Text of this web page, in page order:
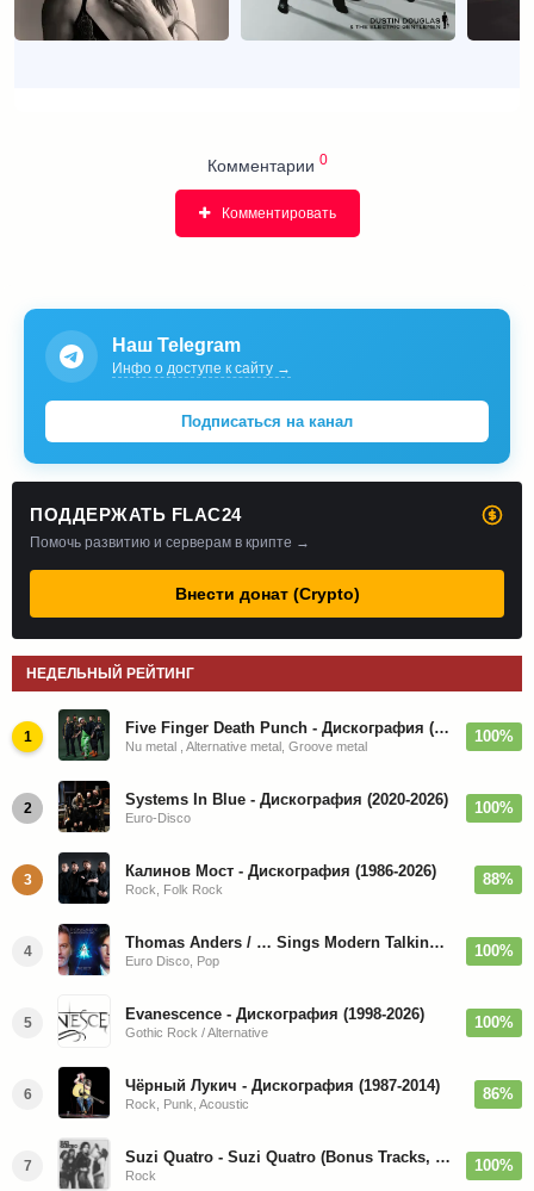
Комментарии 0
Комментировать
Наш Telegram
Инфо о доступе к сайту →
Подписаться на канал
ПОДДЕРЖАТЬ FLAC24
Помочь развитию и серверам в крипте →
Внести донат (Crypto)
НЕДЕЛЬНЫЙ РЕЙТИНГ
1 Five Finger Death Punch - Дискография (2008-2026)
Nu metal , Alternative metal, Groove metal
100%
2 Systems In Blue - Дискография (2020-2026)
Euro-Disco
100%
3 Калинов Мост - Дискография (1986-2026)
Rock, Folk Rock
88%
4 Thomas Anders / … Sings Modern Talking: The Best hi-res
Euro Disco, Pop
100%
5 Evanescence - Дискография (1998-2026)
Gothic Rock / Alternative
100%
6 Чёрный Лукич - Дискография (1987-2014)
Rock, Punk, Acoustic
86%
7 Suzi Quatro - Suzi Quatro (Bonus Tracks, Remaster) 1973/2022
Rock
100%